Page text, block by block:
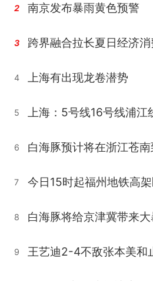
2 南京发布暴雨黄色预警
3 跨界融合拉长夏日经济
4 上海有出现龙卷潜势
5
6
7
8 白海豚将给京津冀带来
9 王艺迪2-4不敌张本美和